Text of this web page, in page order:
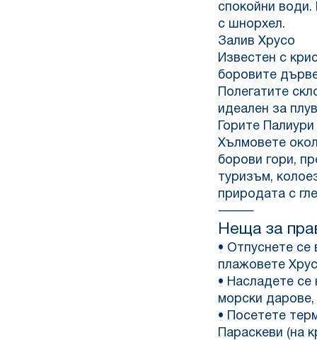
спокойни води.
с шнорхел.
Залив Хрусо
Известен с
боровите
Полегатите
идеален за
Горите Палиури
Хълмовете
борови гори,
туризъм,
природата с
⸻
Неща за
• Отпуснете се
плажовете
• Насладете
морски
• Посетете
Параскеви (на